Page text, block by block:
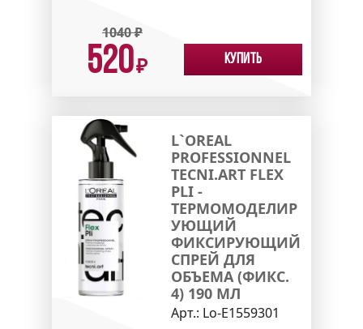
1040₽
520₽ Купить
L`OREAL
PROFESSIONNEL
TECNI.ART FLEX
PLI -
ТЕРМОМОДЕЛИР
УЮЩИЙ
ФИКСИРУЮЩИЙ
СПРЕЙ ДЛЯ
ОБЪЕМА (ФИКС.
4) 190 МЛ
Арт.: Lo-E1559301